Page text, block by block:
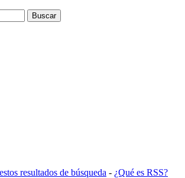
resultados de búsqueda - ¿Qué es RSS?